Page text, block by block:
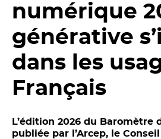
numérique
générative
dans les
Français
L’édition 2026 du Baromètre
publiée par l’Arcep, le